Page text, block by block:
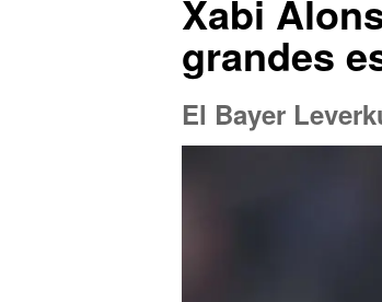
Xabi
grandes
El Bayer